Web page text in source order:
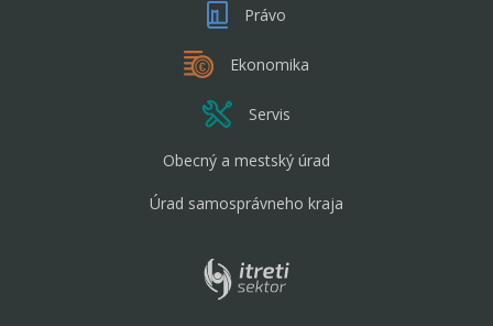
Právo
Ekonomika
Servis
Obecný a mestský úrad
Úrad samosprávneho kraja